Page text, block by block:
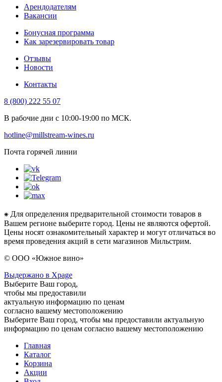
Арендодателям
Вакансии
Бонусная программа
Как зарезервировать товар
Отзывы
Новости
Контакты
8 (800) 222 55 07
В рабочие дни с 10:00-19:00 по МСК.
hotline@millstream-wines.ru
Почта горячей линии
⁕ Для определения предварительной стоимости товаров в
Вашем регионе выберите город. Цены не являются офертой.
Цены носят ознакомительный характер и могут отличаться во
время проведения акций в сети магазинов Мильстрим.
© ООО «Южное вино»
Выдержано в Xpage
Выберите Ваш город,
чтобы мы предоставили
актуальную информацию по ценам
согласно вашему местоположению
Выберите Ваш город, чтобы мы предоставили актуальную
информацию по ценам согласно вашему местоположению
Главная
Каталог
Корзина
Акции